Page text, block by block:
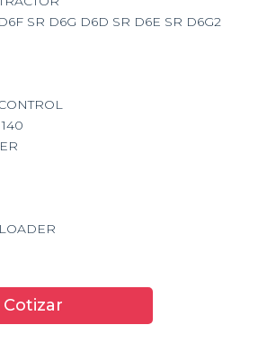
SR D6G D6D SR D6E SR D6G2
140
Cotizar